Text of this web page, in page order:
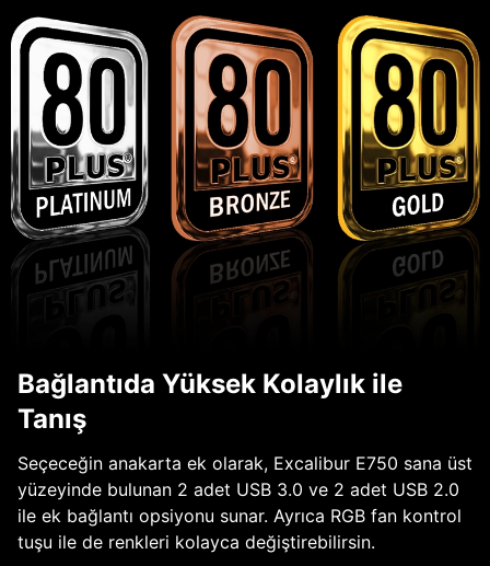
Bağlantıda Yüksek Kolaylık ile
Tanış
Seçeceğin anakarta ek olarak, Excalibur E750 sana üst
yüzeyinde bulunan 2 adet USB 3.0 ve 2 adet USB 2.0
ile ek bağlantı opsiyonu sunar. Ayrıca RGB fan kontrol
tuşu ile de renkleri kolayca değiştirebilirsin.